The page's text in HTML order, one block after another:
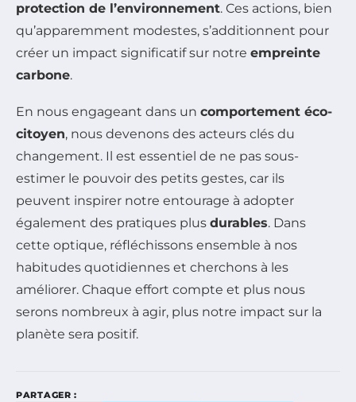
protection de l’environnement. Ces actions, bien
qu’apparemment modestes, s’additionnent pour
créer un impact significatif sur notre empreinte
carbone.
En nous engageant dans un comportement éco-
citoyen, nous devenons des acteurs clés du
changement. Il est essentiel de ne pas sous-
estimer le pouvoir des petits gestes, car ils
peuvent inspirer notre entourage à adopter
également des pratiques plus durables. Dans
cette optique, réfléchissons ensemble à nos
habitudes quotidiennes et cherchons à les
améliorer. Chaque effort compte et plus nous
serons nombreux à agir, plus notre impact sur la
planète sera positif.
PARTAGER :